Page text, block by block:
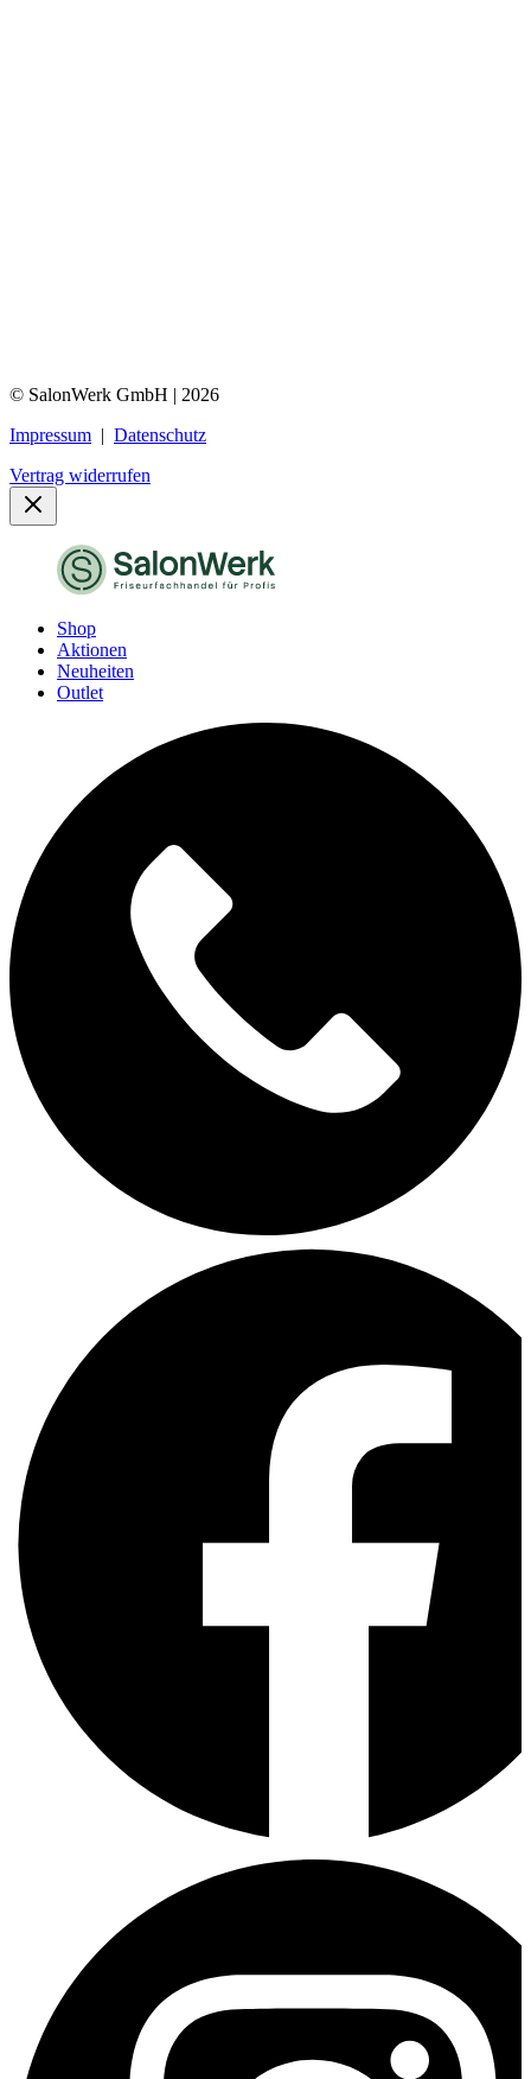
© SalonWerk GmbH | 2026
Impressum | Datenschutz
Vertrag widerrufen
Shop
Aktionen
Neuheiten
Outlet